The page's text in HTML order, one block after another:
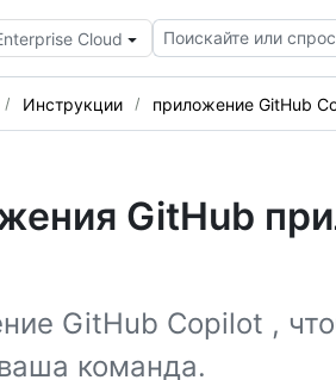
Cloud Поискайте или
Инструкции приложение GitHub
GitHub
GitHub Copilot ,
команда.